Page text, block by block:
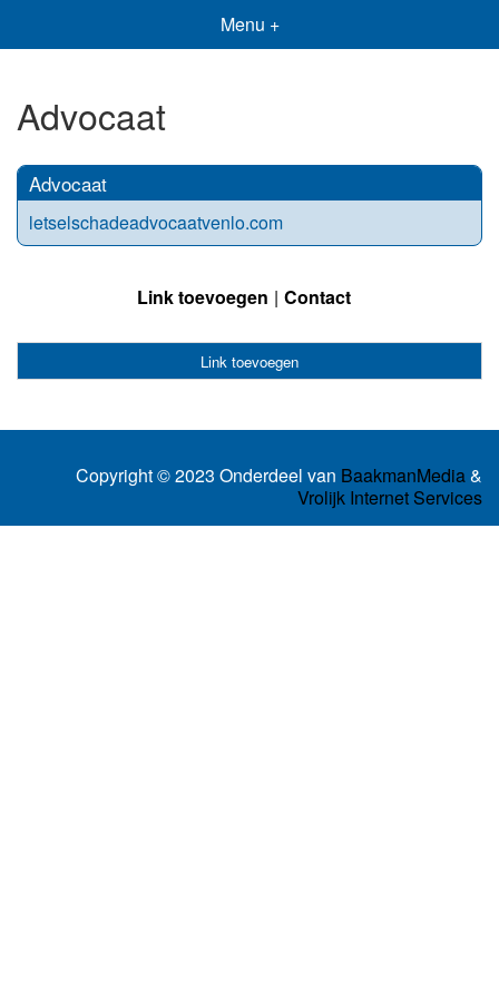
Menu +
Advocaat
Advocaat
letselschadeadvocaatvenlo.com
Link toevoegen Contact
Link toevoegen
Copyright © 2023 Onderdeel van BaakmanMedia&
Vrolijk Internet Services